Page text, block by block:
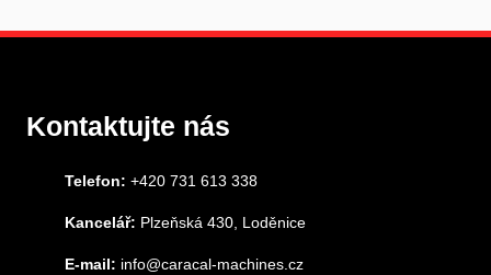
Kontaktujte nás
Telefon: +420 731 613 338
Kancelář: Plzeňská 430, Loděnice
E-mail: info@caracal-machines.cz